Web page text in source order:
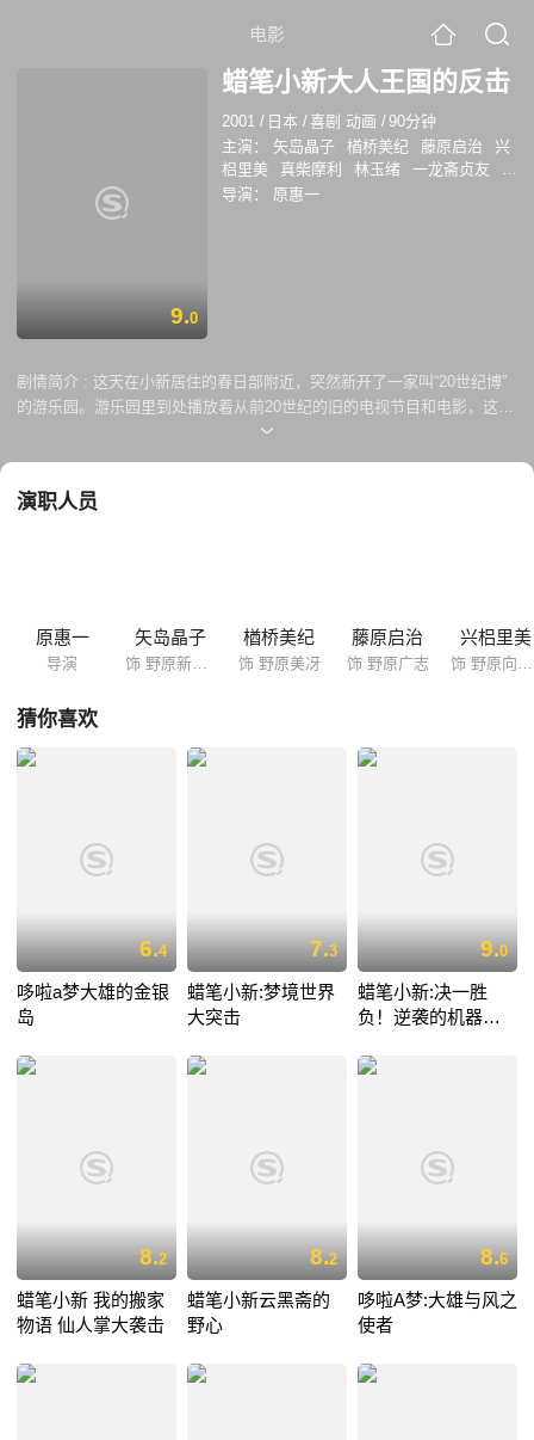
电影
9.0
蜡笔小新大人王国的反击
2001 / 日本 /喜剧 动画 /90分钟
主演：
矢岛晶子 楢桥美纪 藤原启治
兴
梠里美
真柴摩利 林玉绪 一龙斋贞友
佐
藤智惠
小林爱
导演： 原惠一
剧情简介 : 这天在小新居住的春日部附近，突然新开了一家叫“20世纪博”
的游乐园。游乐园里到处播放着从前20世纪的旧的电视节目和电影，这
里，一切都是从前时光的回放。每一个到了这里的大人，都沉浸在过去的
在以往的时光里。城里的大人们都进去了，只剩下了小孩子！这到底是谁
演职人员
原惠一
导演
矢岛晶子 楢桥美纪
饰 野原美冴
藤原启治
饰 野原广志
兴梠里美
猜你喜欢
6.4
哆啦a梦大雄的金银
岛
7.3
蜡笔小新:梦境世界
大突击
9.0
蜡笔小新:决一胜
负！逆袭的机器人
8.2
蜡笔小新 我的搬家
物语 仙人掌大袭击
8.2
蜡笔小新云黑斋的
野心
8.6
哆啦A梦:大雄与风之
使者